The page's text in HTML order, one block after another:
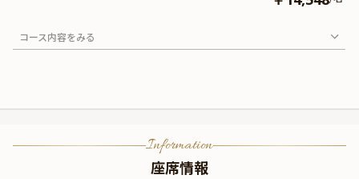
コース内容をみる
Information
座席情報